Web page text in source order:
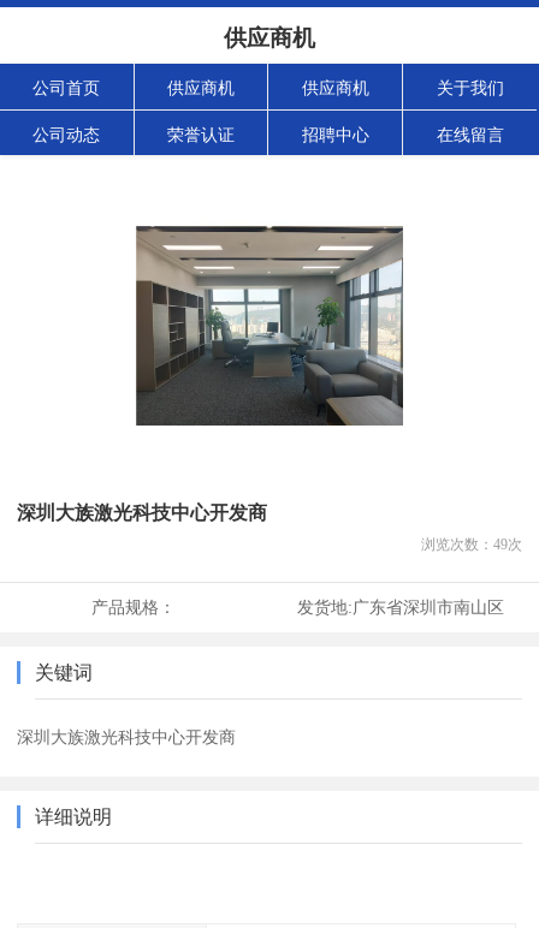
供应商机
公司首页 供应商机 供应商机 关于我们
公司动态 荣誉认证 招聘中心 在线留言
深圳大族激光科技中心开发商
浏览次数： 49次
产品规格： 发货地:广东省深圳市南山区
关键词
深圳大族激光科技中心开发商
详细说明